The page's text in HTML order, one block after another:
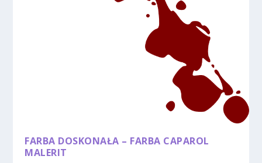
FARBA DOSKONAŁA – FARBA CAPAROL
MALERIT